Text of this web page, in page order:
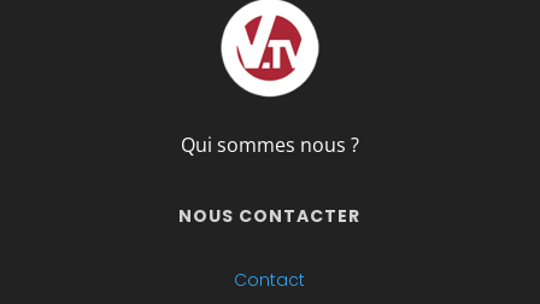
Qui sommes nous ?
NOUS CONTACTER
Contact